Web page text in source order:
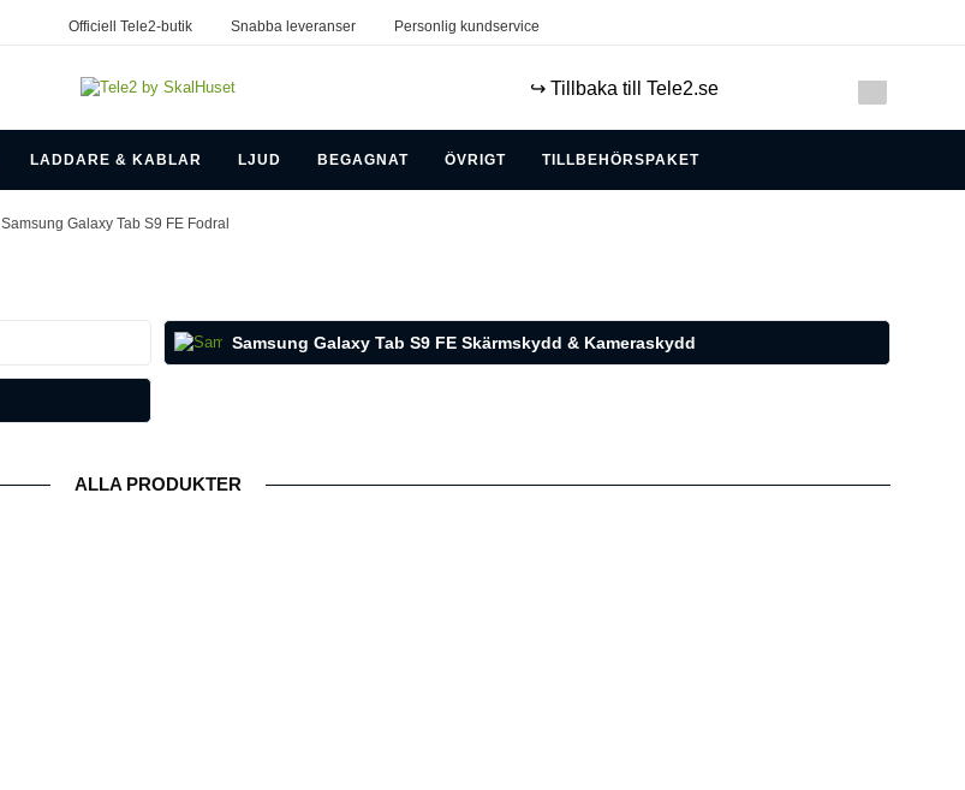
Officiell Tele2-butik Snabba leveranser Personlig kundservice
↪️ Tillbaka till Tele2.se
LADDARE & KABLAR LJUD BEGAGNAT ÖVRIGT TILLBEHÖRSPAKET
Samsung Galaxy Tab S9 FE Fodral
Samsung Galaxy Tab S9 FE Skärmskydd & Kameraskydd
ALLA PRODUKTER